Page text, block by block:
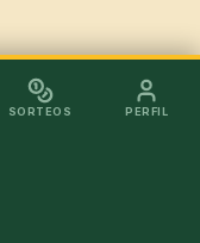
SORTEOS PERFIL